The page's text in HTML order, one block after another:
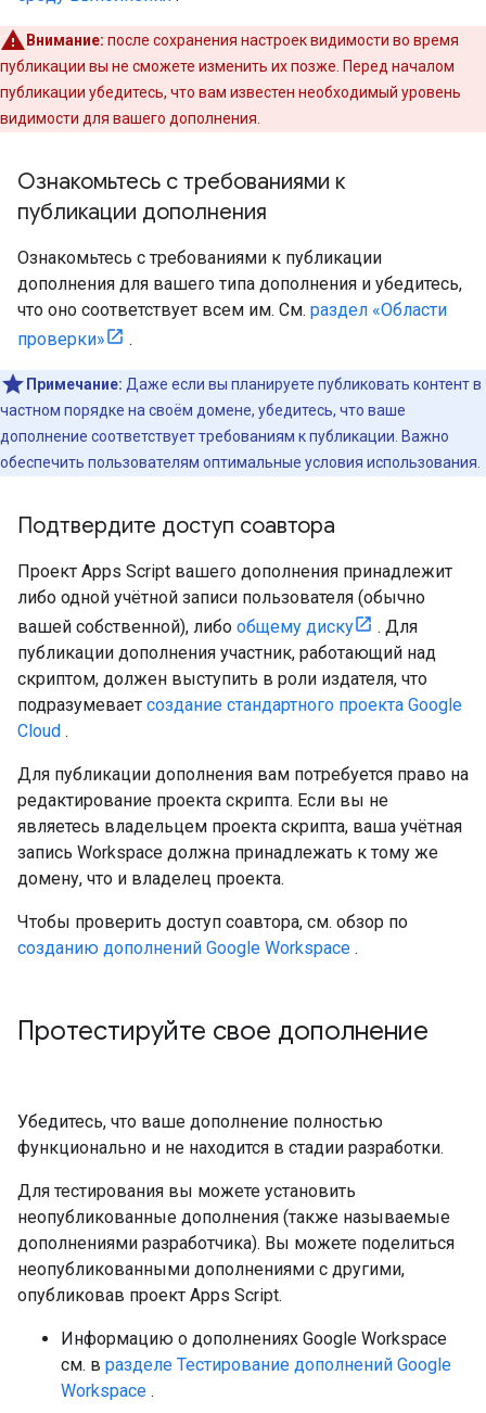
Внимание: после сохранения настроек видимости во время
публикации вы не сможете изменить их позже. Перед началом
публикации убедитесь, что вам известен необходимый уровень
видимости для вашего дополнения.
Ознакомьтесь с требованиями к
публикации дополнения
Ознакомьтесь с требованиями к публикации
дополнения для вашего типа дополнения и убедитесь,
что оно соответствует всем им. См. раздел «Области
проверки»
.
Примечание: Даже если вы планируете публиковать контент в
частном порядке на своём домене, убедитесь, что ваше
дополнение соответствует требованиям к публикации. Важно
обеспечить пользователям оптимальные условия использования.
Подтвердите доступ соавтора
Проект Apps Script вашего дополнения принадлежит
либо одной учётной записи пользователя (обычно
вашей собственной), либо общему диску
. Для
публикации дополнения участник, работающий над
скриптом, должен выступить в роли издателя, что
подразумевает создание стандартного проекта Google
Cloud .
Для публикации дополнения вам потребуется право на
редактирование проекта скрипта. Если вы не
являетесь владельцем проекта скрипта, ваша учётная
запись Workspace должна принадлежать к тому же
домену, что и владелец проекта.
Чтобы проверить доступ соавтора, см. обзор по
созданию дополнений Google Workspace .
Протестируйте свое дополнение
Убедитесь, что ваше дополнение полностью
функционально и не находится в стадии разработки.
Для тестирования вы можете установить
неопубликованные дополнения (также называемые
дополнениями разработчика). Вы можете поделиться
неопубликованными дополнениями с другими,
опубликовав проект Apps Script.
Информацию о дополнениях Google Workspace
см. в разделе Тестирование дополнений Google
Workspace .